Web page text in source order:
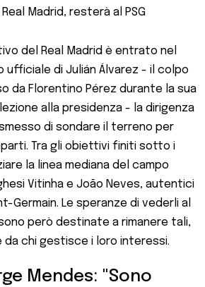
Madrid, resterà al PSG
del Real Madrid è entrato nel
ufficiale di Julián Álvarez - il colpo
da Florentino Pérez durante la sua
alla presidenza - la dirigenza
di sondare il terreno per
Tra gli obiettivi finiti sotto i
la linea mediana del campo
Vitinha e João Neves, autentici
Germain. Le speranze di vederli al
però destinate a rimanere tali,
chi gestisce i loro interessi.
Mendes: "Sono